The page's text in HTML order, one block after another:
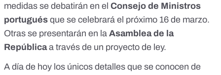
medidas se debatirán en el Consejo de Ministros
portugués que se celebrará el próximo 16 de marzo.
Otras se presentarán en la Asamblea de la
Repúblicaa través de un proyecto de ley.
A día de hoy los únicos detalles que se conocen de